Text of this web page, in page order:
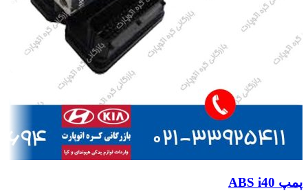
پمپ ABS i40